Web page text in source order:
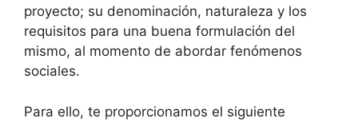
proyecto; su denominación, naturaleza y los
requisitos para una buena formulación del
mismo, al momento de abordar fenómenos
sociales.
Para ello, te proporcionamos el siguiente